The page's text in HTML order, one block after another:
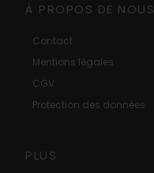
À PROPOS DE NOUS
Contact
Mentions légales
CGV
Protection des données
PLUS